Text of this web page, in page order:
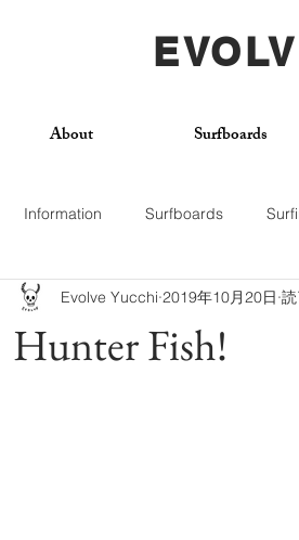
About Surfboards
Information Surfboards
Photos Surf Trip Used
Hunter Fish!
Evolve Yucchi 2019年10月20日